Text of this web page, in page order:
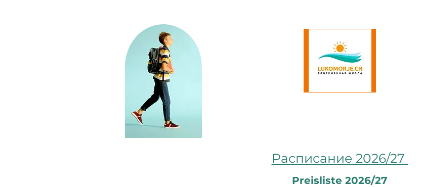
Расписание 2026/27
Preisliste 2026/27